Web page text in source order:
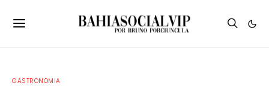
GASTRONOMIA